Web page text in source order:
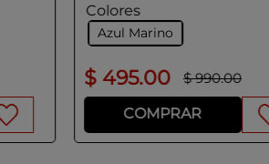
Colores
Azul Marino
$ 495.00 $ 990.00
COMPRAR